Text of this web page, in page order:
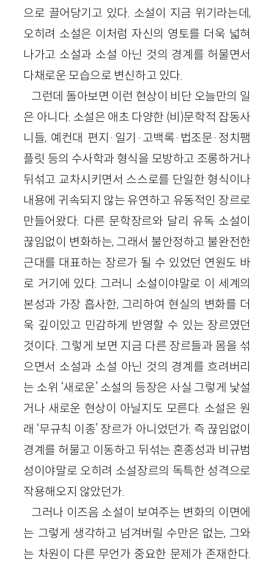
으로 끌어당기고 있다. 소설이 지금 위기라는데,
오히려 소설은 이처럼 자신의 영토를 더욱 넓혀
나가고 소설과 소설 아닌 것의 경계를 허물면서
다채로운 모습으로 변신하고 있다.
그런데 돌아보면 이런 현상이 비단 오늘만의 일
은 아니다. 소설은 애초 다양한 (비)문학적 잡동사
니들, 예컨대 편지·일기·고백록·법조문·정치팸
플릿 등의 수사학과 형식을 모방하고 조롱하거나
뒤섞고 교차시키면서 스스로를 단일한 형식이나
내용에 귀속되지 않는 유연하고 유동적인 장르로
만들어왔다. 다른 문학장르와 달리 유독 소설이
끊임없이 변화하는, 그래서 불안정하고 불완전한
근대를 대표하는 장르가 될 수 있었던 연원도 바
로 거기에 있다. 그러니 소설이야말로 이 세계의
본성과 가장 흡사한, 그리하여 현실의 변화를 더
욱 깊이있고 민감하게 반영할 수 있는 장르였던
것이다. 그렇게 보면 지금 다른 장르들과 몸을 섞
으면서 소설과 소설 아닌 것의 경계를 흐려버리
는 소위 ‘새로운’ 소설의 등장은 사실 그렇게 낯설
거나 새로운 현상이 아닐지도 모른다. 소설은 원
래 ‘무규칙 이종’ 장르가 아니었던가. 즉 끊임없이
경계를 허물고 이동하고 뒤섞는 혼종성과 비규범
성이야말로 오히려 소설장르의 독특한 성격으로
작용해오지 않았던가.
그러나 이즈음 소설이 보여주는 변화의 이면에
는 그렇게 생각하고 넘겨버릴 수만은 없는, 그와
는 차원이 다른 무언가 중요한 문제가 존재한다.